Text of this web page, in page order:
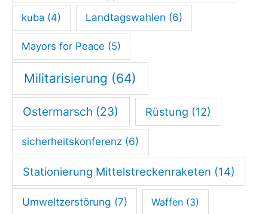
kuba (4) Landtagswahlen (6)
Mayors for Peace (5)
Militarisierung (64)
Ostermarsch (23) Rüstung (12)
sicherheitskonferenz (6)
Stationierung Mittelstreckenraketen (14)
Umweltzerstörung (7) Waffen (3)